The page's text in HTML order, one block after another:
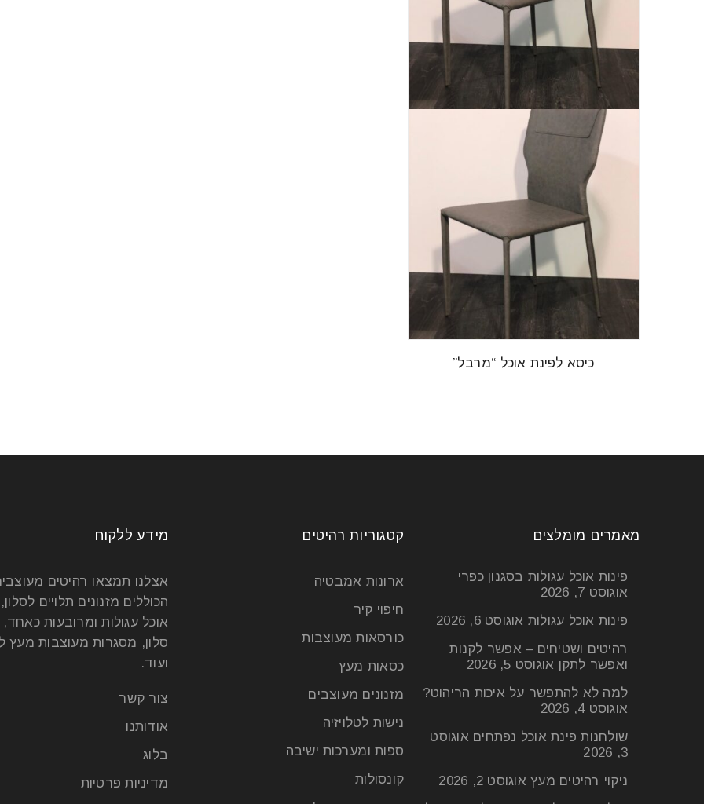
כיסא לפינת אוכל “מרבל”
מידע ללקוח
אצלנו תמצאו רהיטים
הכוללים מזנונים תלויים
אוכל עגולות ומרובעות
סלון, מסגרות מעוצבות מעץ
ועוד.
צור קשר
אודותנו
בלוג
מדיניות פרטיות
קטגוריות רהיטים
ארונות אמבטיה
חיפוי קיר
כורסאות מעוצבות
כסאות מעץ
מזנונים מעוצבים
נישות לטלויזיה
ספות ומערכות ישיבה
קונסולות
מאמרים מומלצים
פינות אוכל עגולות בסגנון כפרי
אוגוסט 7, 2026
פינות אוכל עגולות אוגוסט 6, 2026
רהיטים ושטיחים – אפשר לקנות
ואפשר לתקן אוגוסט 5, 2026
למה לא להתפשר על איכות הריהוט?
אוגוסט 4, 2026
שולחנות פינת אוכל נפתחים אוגוסט
3, 2026
ניקוי רהיטים מעץ אוגוסט 2, 2026